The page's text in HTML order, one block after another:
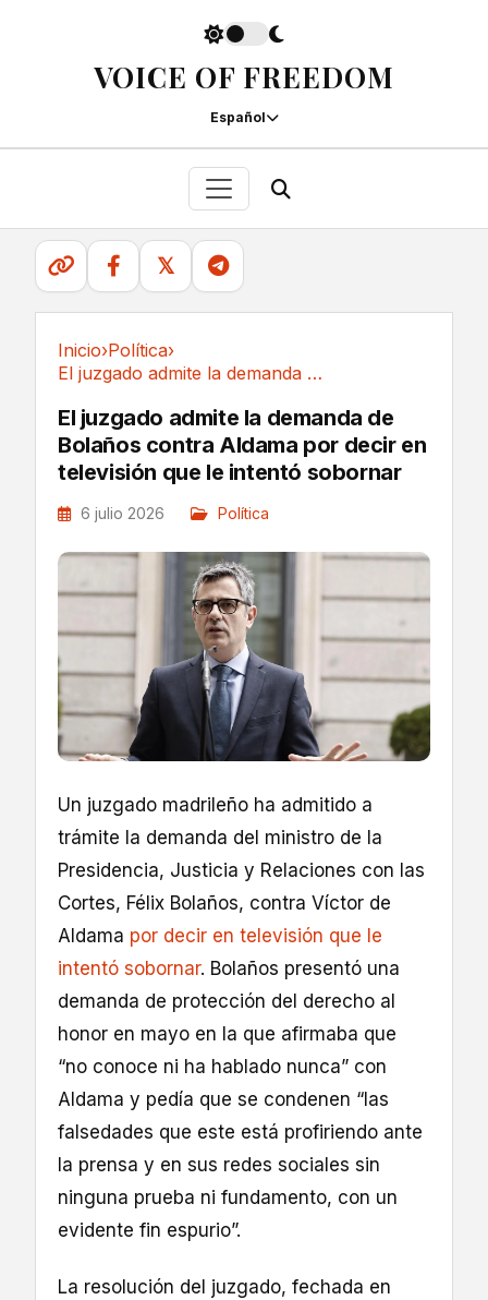
VOICE OF FREEDOM
Español
𝕏
Inicio›Política›
El juzgado admite la demanda de Bolaños contra...
El juzgado admite la demanda de
Bolaños contra Aldama por decir en
televisión que le intentó sobornar
6 julio 2026 Política
Un juzgado madrileño ha admitido a
trámite la demanda del ministro de la
Presidencia, Justicia y Relaciones con las
Cortes, Félix Bolaños, contra Víctor de
Aldama por decir en televisión que le
intentó sobornar. Bolaños presentó una
demanda de protección del derecho al
honor en mayo en la que afirmaba que
“no conoce ni ha hablado nunca” con
Aldama y pedía que se condenen “las
falsedades que este está profiriendo ante
la prensa y en sus redes sociales sin
ninguna prueba ni fundamento, con un
evidente fin espurio”.
La resolución del juzgado, fechada en